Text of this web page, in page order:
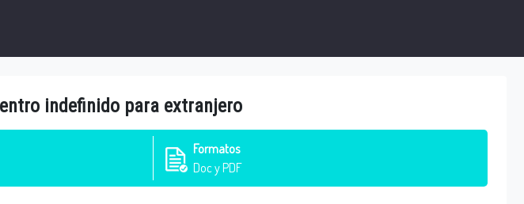
indefinido para extranjero
Formatos
Doc y PDF